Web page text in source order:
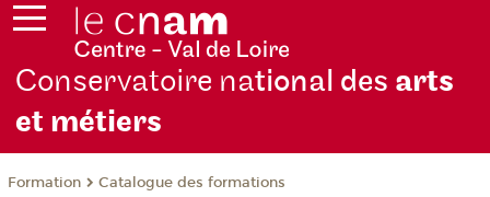
Conservatoire national des arts
et métiers
Formation Catalogue des formations